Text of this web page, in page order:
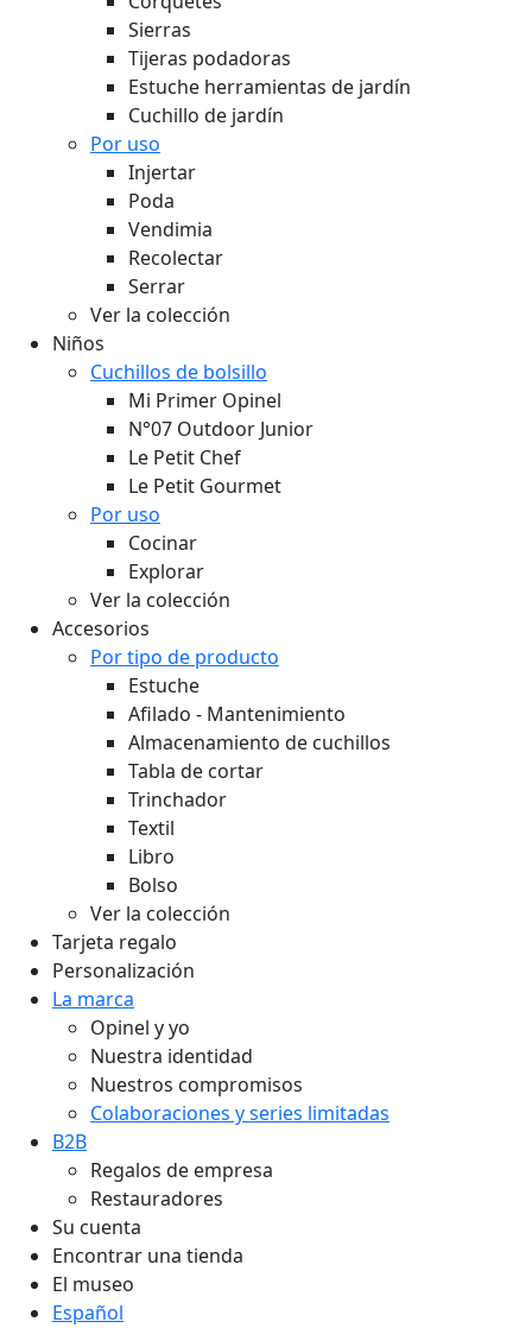
Sierras
Tijeras podadoras
Estuche herramientas de jardín
Cuchillo de jardín
Por uso
Injertar
Poda
Vendimia
Recolectar
Serrar
Ver la colección
Niños
Cuchillos de bolsillo
Mi Primer Opinel
N°07 Outdoor Junior
Le Petit Chef
Le Petit Gourmet
Por uso
Cocinar
Explorar
Ver la colección
Accesorios
Por tipo de producto
Estuche
Afilado - Mantenimiento
Almacenamiento de cuchillos
Tabla de cortar
Trinchador
Textil
Libro
Bolso
Ver la colección
Tarjeta regalo
Personalización
La marca
Opinel y yo
Nuestra identidad
Nuestros compromisos
Colaboraciones y series limitadas
B2B
Regalos de empresa
Restauradores
Su cuenta
Encontrar una tienda
El museo
Español